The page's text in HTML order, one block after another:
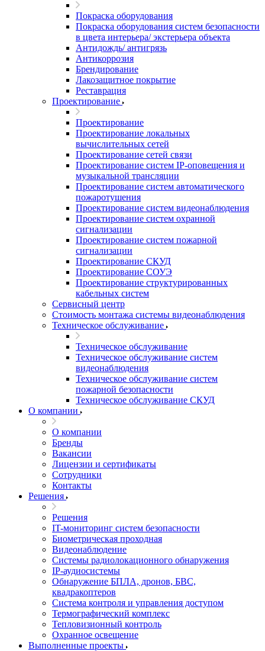
Покраска оборудования
Покраска оборудования систем безопасности
в цвета интерьера/ экстерьера объекта
Антидождь/ антигрязь
Антикоррозия
Брендирование
Лакозащитное покрытие
Реставрация
Проектирование
Проектирование
Проектирование локальных
вычислительных сетей
Проектирование сетей связи
Проектирование систем IP-оповещения и
музыкальной трансляции
Проектирование систем автоматического
пожаротушения
Проектирование систем видеонаблюдения
Проектирование систем охранной
сигнализации
Проектирование систем пожарной
сигнализации
Проектирование СКУД
Проектирование СОУЭ
Проектирование структурированных
кабельных систем
Сервисный центр
Стоимость монтажа системы видеонаблюдения
Техническое обслуживание
Техническое обслуживание
Техническое обслуживание систем
видеонаблюдения
Техническое обслуживание систем
пожарной безопасности
Техническое обслуживание СКУД
О компании
О компании
Бренды
Вакансии
Лицензии и сертификаты
Сотрудники
Контакты
Решения
Решения
IT-мониторинг систем безопасности
Биометрическая проходная
Видеонаблюдение
Системы радиолокационного обнаружения
IP-аудиосистемы
Обнаружение БПЛА, дронов, БВС,
квадракоптеров
Система контроля и управления доступом
Термографический комплекс
Тепловизионный контроль
Охранное освещение
Выполненные проекты